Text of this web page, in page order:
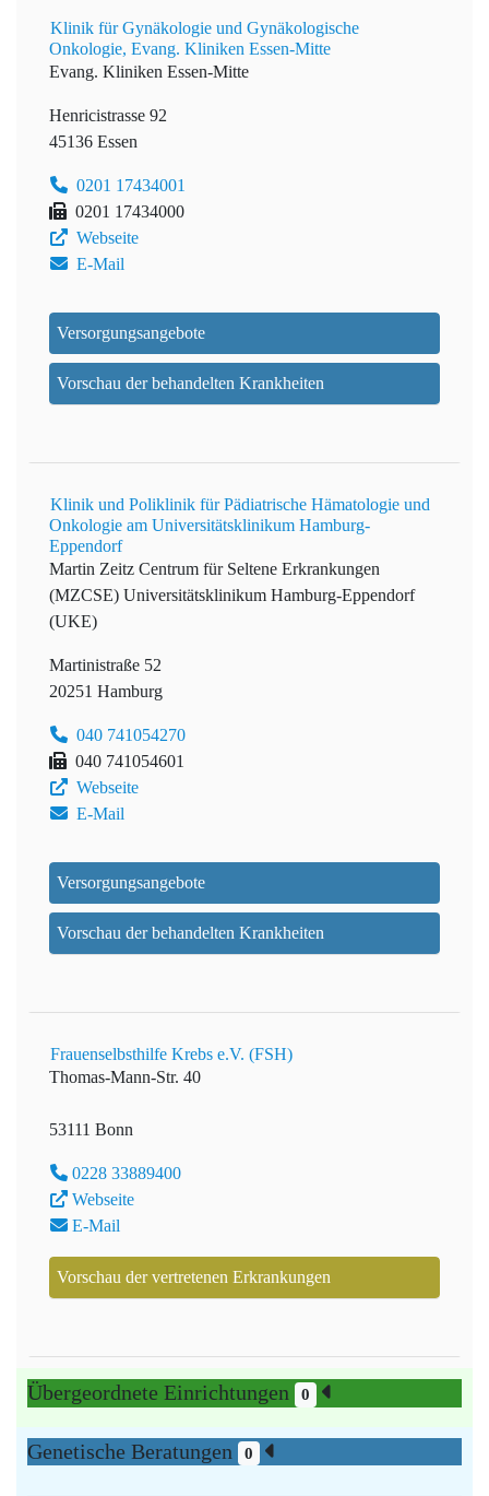
Klinik für Gynäkologie und Gynäkologische
Onkologie, Evang. Kliniken Essen-Mitte
Evang. Kliniken Essen-Mitte
Henricistrasse 92
45136 Essen
0201 17434001
0201 17434000
Webseite
E-Mail
Versorgungsangebote
Vorschau der behandelten Krankheiten
Klinik und Poliklinik für Pädiatrische Hämatologie und
Onkologie am Universitätsklinikum Hamburg-
Eppendorf
Martin Zeitz Centrum für Seltene Erkrankungen
(MZCSE) Universitätsklinikum Hamburg-Eppendorf
(UKE)
Martinistraße 52
20251 Hamburg
040 741054270
040 741054601
Webseite
E-Mail
Versorgungsangebote
Vorschau der behandelten Krankheiten
Frauenselbsthilfe Krebs e.V. (FSH)
Thomas-Mann-Str. 40
53111 Bonn
0228 33889400
Webseite
E-Mail
Vorschau der vertretenen Erkrankungen
Übergeordnete Einrichtungen 0
Genetische Beratungen 0